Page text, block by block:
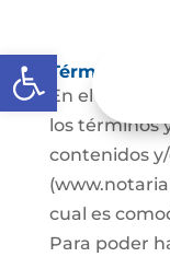
Abrir barra de
Términos y
En el
los términos
contenidos
cual es
Para poder